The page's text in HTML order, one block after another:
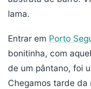
lama.
Entrar em Porto
bonitinha, com
de um pântano, foi
Chegamos tarde da